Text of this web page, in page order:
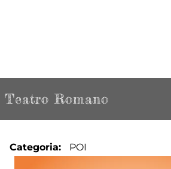
Teatro Romano
Categoria POI